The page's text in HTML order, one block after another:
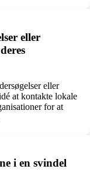
eller
eller
at kontakte lokale
for at
i en svindel